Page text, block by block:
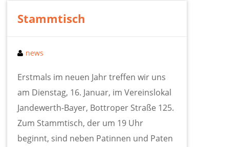
Stammtisch
news
Erstmals im neuen Jahr treffen wir uns
am Dienstag, 16. Januar, im Vereinslokal
Jandewerth-Bayer, Bottroper Straße 125.
Zum Stammtisch, der um 19 Uhr
beginnt, sind neben Patinnen und Paten